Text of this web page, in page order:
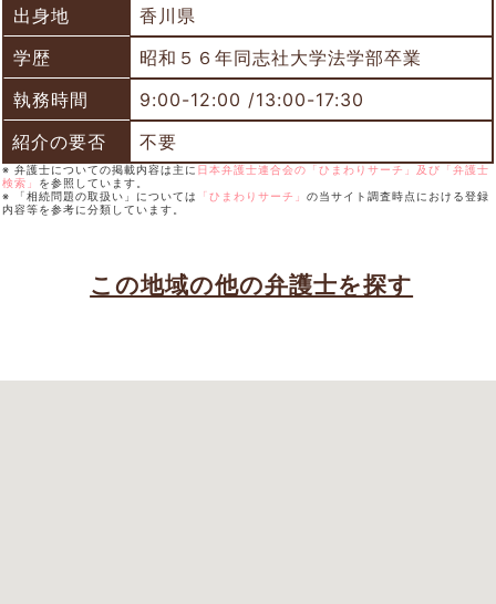
出身地
香川県
学歴
昭和５６年同志社大学法学部卒業
執務時間
9:00-12:00 /13:00-17:30
紹介の要否
不要
※ 弁護士についての掲載内容は主に 日本弁護士連合会の「ひまわりサーチ」及び「弁護士
検索」 を参照しています。
※ 「相続問題の取扱い」については
「ひまわりサーチ」 の当サイト調査時点における登録
内容等を参考に分類しています。
この地域の他の弁護士を探す